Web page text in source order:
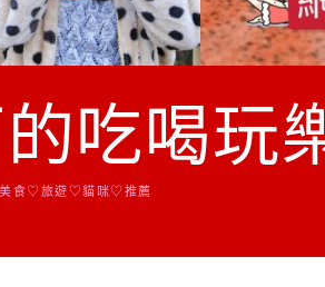
吃喝玩
美食♡旅遊♡貓咪♡推薦